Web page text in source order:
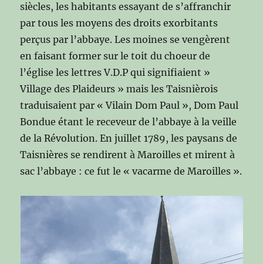
siècles, les habitants essayant de s’affranchir
par tous les moyens des droits exorbitants
perçus par l’abbaye. Les moines se vengèrent
en faisant former sur le toit du choeur de
l’église les lettres V.D.P qui signifiaient »
Village des Plaideurs » mais les Taisnièrois
traduisaient par « Vilain Dom Paul », Dom Paul
Bondue étant le receveur de l’abbaye à la veille
de la Révolution. En juillet 1789, les paysans de
Taisnières se rendirent à Maroilles et mirent à
sac l’abbaye : ce fut le « vacarme de Maroilles ».